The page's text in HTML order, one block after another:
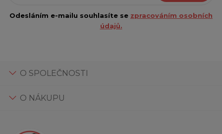
Odesláním e-mailu souhlasíte se zpracováním osobních
údajů.
O SPOLEČNOSTI
O NÁKUPU